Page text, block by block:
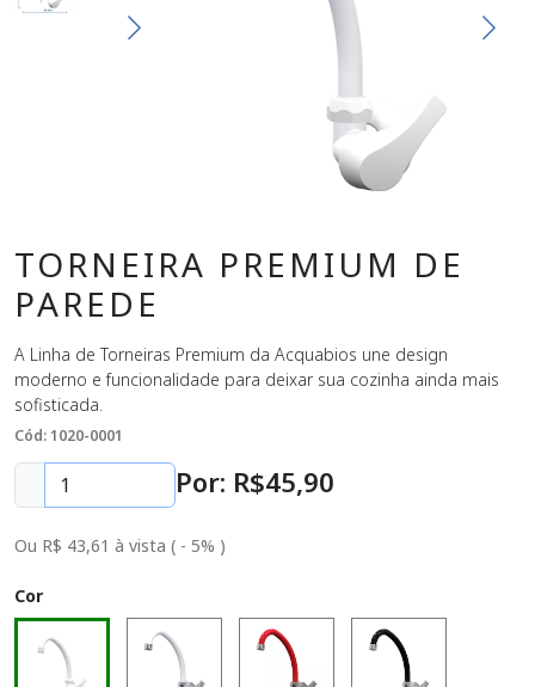
TORNEIRA PREMIUM DE
PAREDE
A Linha de Torneiras Premium da Acquabios une design
moderno e funcionalidade para deixar sua cozinha ainda mais
sofisticada.
Cód: 1020-0001
Por: R$45,90
Ou R$ 43,61 à vista ( - 5% )
Cor